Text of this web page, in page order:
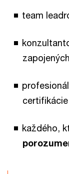
team
každého,